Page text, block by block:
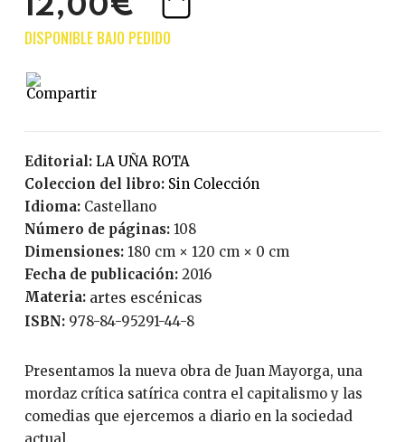
12,00€
Editorial:
LA UÑA ROTA
Coleccion del libro:
Sin Colección
Idioma:
Castellano
Número de páginas: 108
Dimensiones: 180 cm × 120 cm × 0 cm
Fecha de publicación:
2016
Materia: artes escénicas
ISBN: 978-84-95291-44-8
Presentamos la nueva obra de Juan Mayorga, una
mordaz crítica satírica contra el capitalismo y las
comedias que ejercemos a diario en la sociedad